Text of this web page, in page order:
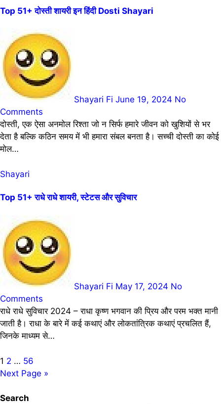
Top 51+ दोस्ती शायरी इन हिंदी Dosti Shayari
Shayari Fi June 19, 2024 No
Comments
दोस्ती, एक ऐसा अनमोल रिश्ता जो न सिर्फ हमारे जीवन को खुशियों से भर
देता है बल्कि कठिन समय में भी हमारा संबल बनता है। सच्ची दोस्ती का कोई
मोल…
Shayari
Top 51+ राधे राधे शायरी, स्टेटस और सुविचार
Shayari Fi May 17, 2024 No
Comments
राधे राधे सुविचार 2024 – राधा कृष्ण भगवान की प्रिय और परम भक्त मानी
जाती है। राधा के बारे में कई कथाएं और लोकतांत्रिक कथाएं प्रचलित हैं,
जिनके माध्यम से…
Posts
pagination
1 2 … 56
Next Page »
Search